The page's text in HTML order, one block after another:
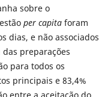
sobre o
per capitaforam
dias, e não associados
preparações
para todos os
principais e 83,4%